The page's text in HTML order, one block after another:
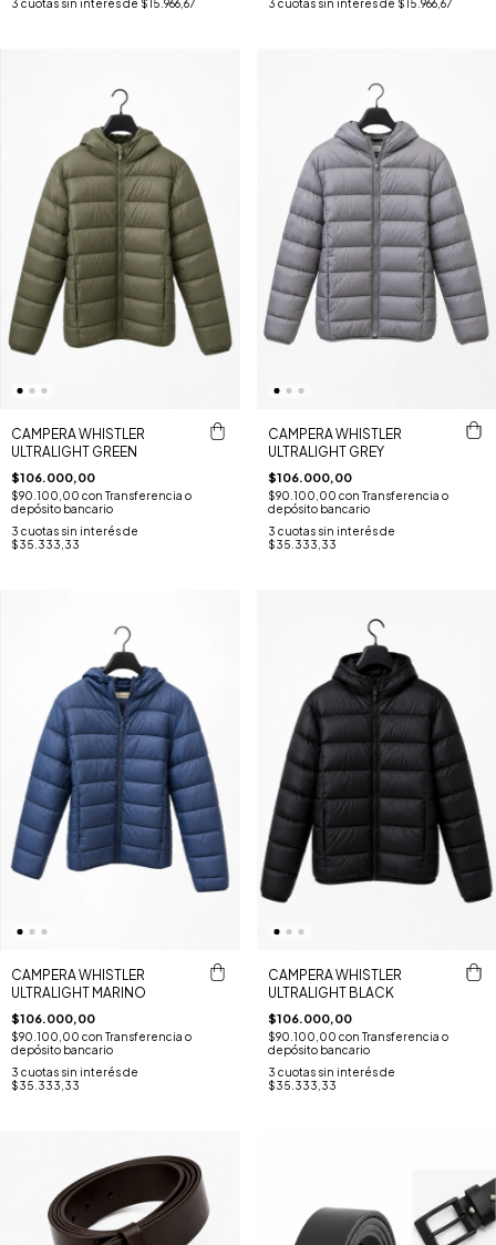
3 cuotas sin interés de $15.966,67 3 cuotas sin interés de $15.966,67
CAMPERA WHISTLER
ULTRALIGHT GREEN
$106.000,00
$90.100,00 con Transferencia o
depósito bancario
3 cuotas sin interés de
$35.333,33
CAMPERA WHISTLER
ULTRALIGHT GREY
$106.000,00
$90.100,00 con Transferencia o
depósito bancario
3 cuotas sin interés de
$35.333,33
CAMPERA WHISTLER
ULTRALIGHT MARINO
$106.000,00
$90.100,00 con Transferencia o
depósito bancario
3 cuotas sin interés de
$35.333,33
CAMPERA WHISTLER
ULTRALIGHT BLACK
$106.000,00
$90.100,00 con Transferencia o
depósito bancario
3 cuotas sin interés de
$35.333,33